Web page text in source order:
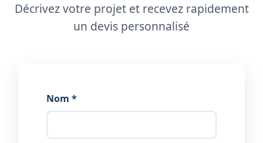
Décrivez votre projet et recevez rapidement
un devis personnalisé
Nom *